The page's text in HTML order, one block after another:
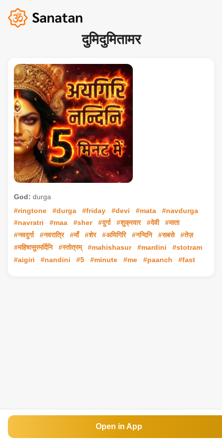
दुमिदुमितामर
God: durga
#ringtone
#durga #friday #devi #mata
#navdurga
#navratri
#maa #sher #दुर्गा #शुक्रवार #देवी
#माता
#नवदुर्गा
#नवरात्रि #माँ #शेर #अयिगिरि #नन्दिनि #सबसे
#तेज़
#महिषासुरमर्दिनि
#स्तोत्रम् #mahishasur #mardini
#stotram
#aigiri
#nandini #5 #minute #me #paanch #fast
Open in App